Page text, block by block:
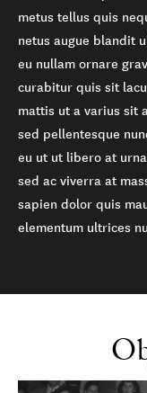
metus tellus quis
netus augue blandit
eu nullam ornare
curabitur quis sit
mattis ut a varius sit
sed pellentesque
eu ut ut libero at
sed ac viverra at
sapien dolor quis
elementum ultrices